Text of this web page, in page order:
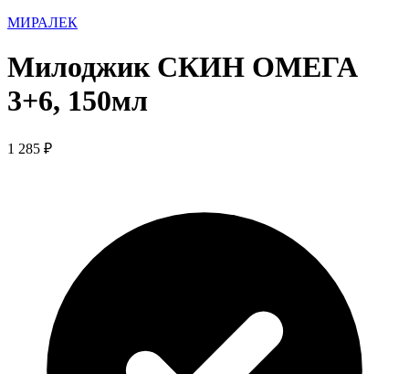
МИРАЛЕК
Милоджик СКИН ОМЕГА
3+6, 150мл
1 285 ₽